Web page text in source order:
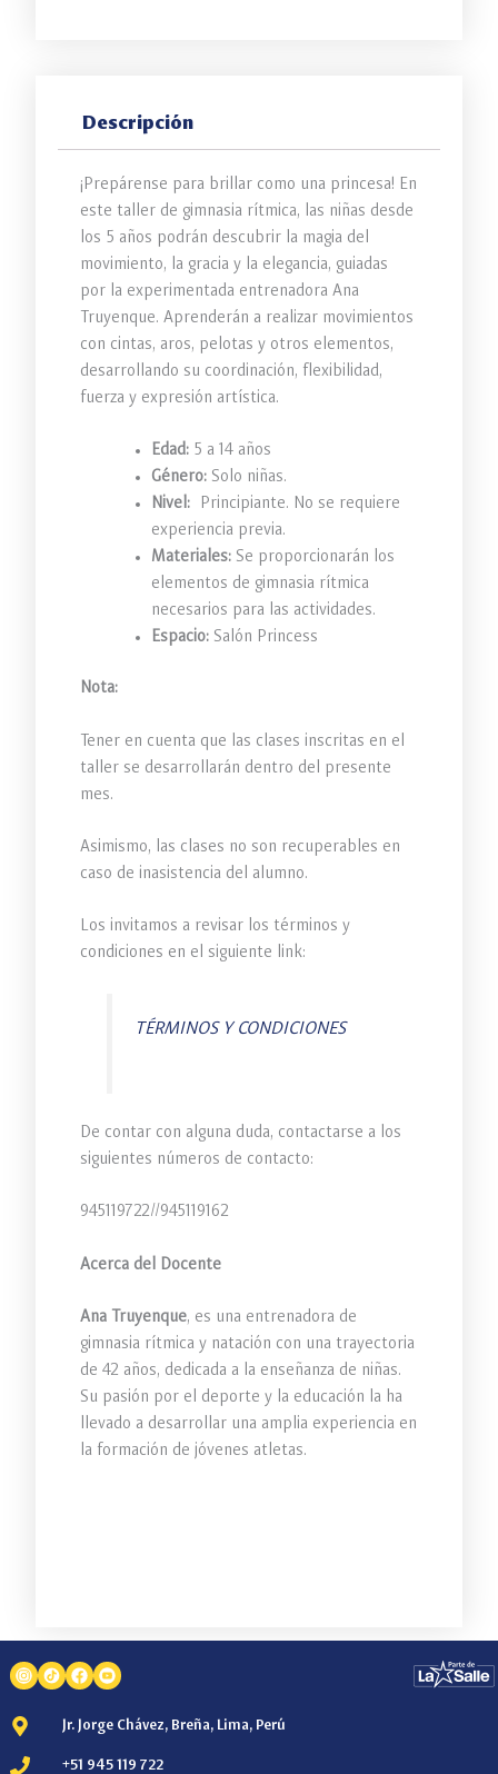
Descripción
¡Prepárense para brillar como una princesa! En
este taller de gimnasia rítmica, las niñas desde
los 5 años podrán descubrir la magia del
movimiento, la gracia y la elegancia, guiadas
por la experimentada entrenadora Ana
Truyenque. Aprenderán a realizar movimientos
con cintas, aros, pelotas y otros elementos,
desarrollando su coordinación, flexibilidad,
fuerza y expresión artística.
Edad: 5 a 14 años
Género: Solo niñas.
Nivel: Principiante. No se requiere
experiencia previa.
Materiales: Se proporcionarán los
elementos de gimnasia rítmica
necesarios para las actividades.
Espacio: Salón Princess
Nota:
Tener en cuenta que las clases inscritas en el
taller se desarrollarán dentro del presente
mes.
Asimismo, las clases no son recuperables en
caso de inasistencia del alumno.
Los invitamos a revisar los términos y
condiciones en el siguiente link:
TÉRMINOS Y CONDICIONES
De contar con alguna duda, contactarse a los
siguientes números de contacto:
945119722//945119162
Acerca del Docente
Ana Truyenque, es una entrenadora de
gimnasia rítmica y natación con una trayectoria
de 42 años, dedicada a la enseñanza de niñas.
Su pasión por el deporte y la educación la ha
llevado a desarrollar una amplia experiencia en
la formación de jóvenes atletas.
Jr. Jorge Chávez, Breña, Lima, Perú
+51 945 119 722